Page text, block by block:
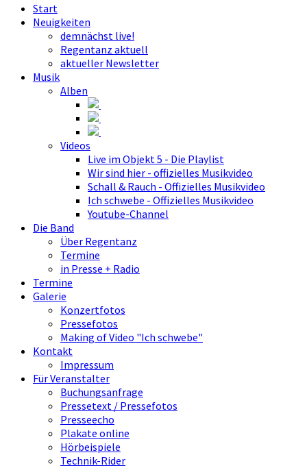
Start
Neuigkeiten
demnächst live!
Regentanz aktuell
aktueller Newsletter
Musik
Alben
Videos
Live im Objekt 5 - Die Playlist
Wir sind hier - offizielles Musikvideo
Schall & Rauch - Offizielles Musikvideo
Ich schwebe - Offizielles Musikvideo
Youtube-Channel
Die Band
Über Regentanz
Termine
in Presse + Radio
Termine
Galerie
Konzertfotos
Pressefotos
Making of Video "Ich schwebe"
Kontakt
Impressum
Für Veranstalter
Buchungsanfrage
Pressetext / Pressefotos
Presseecho
Plakate online
Hörbeispiele
Technik-Rider